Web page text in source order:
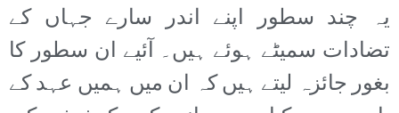
یہ چند سطور اپنے اندر سارے جہاں کے
تضادات سمیٹے ہوئے ہیں۔ آئیے ان سطور کا
بغور جائزہ لیتے ہیں کہ ان میں ہمیں عہد کے